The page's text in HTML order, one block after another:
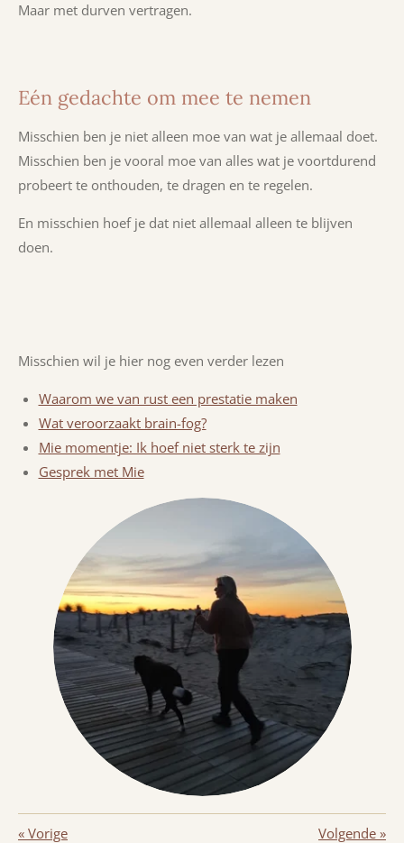
Maar met durven vertragen.
Eén gedachte om mee te nemen
Misschien ben je niet alleen moe van wat je ​ allemaal doet.
Misschien ben je vooral moe van alles wat je voortdurend
probeert te onthouden, te dragen en te regelen.
En misschien hoef je dat niet allemaal alleen te blijven
doen.
Misschien wil je hier nog even verder lezen
Waarom we van rust een prestatie maken
Wat veroorzaakt brain-fog?
Mie momentje: Ik hoef niet sterk te zijn
Gesprek met Mie
« Vorige Volgende »